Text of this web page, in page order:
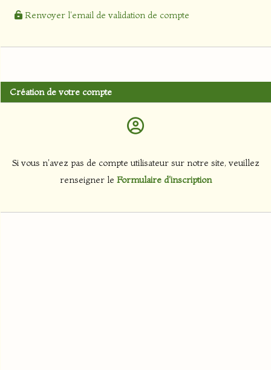
Renvoyer l'email de validation de compte
Création de votre compte
Si vous n'avez pas de compte utilisateur sur notre site, veuillez
renseigner le Formulaire d'inscription